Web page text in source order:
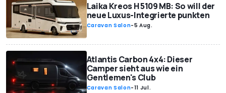
Laika Kreos H 5109 MB: So will der
neue Luxus-Integrierte punkten
Caravan Salon-5 Aug.
Atlantis Carbon 4x4: Dieser
Camper sieht aus wie ein
Gentlemen's Club
Caravan Salon-11 Jul.